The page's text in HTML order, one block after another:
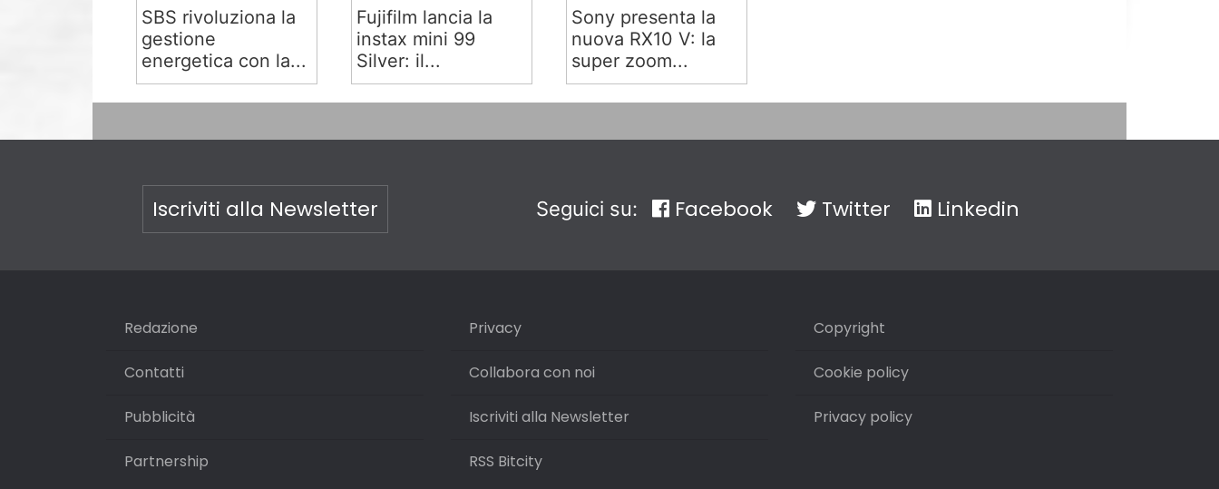
SBS rivoluziona la
gestione
energetica con la...
Fujifilm lancia la
instax mini 99
Silver: il...
Sony presenta la
nuova RX10 V: la
super zoom...
Iscriviti alla Newsletter Seguici su: Facebook Twitter Linkedin
Redazione
Contatti
Pubblicità
Partnership
Privacy
Collabora con noi
Iscriviti alla Newsletter
RSS Bitcity
Copyright
Cookie policy
Privacy policy